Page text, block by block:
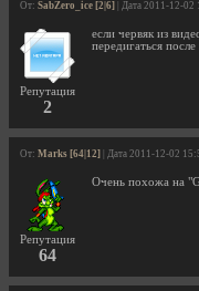
От: SabZero_ice [2|6] | Дата 2011-12-02
Репутация
2
если червяк из
передигаться
От: Marks [64|12] | Дата 2011-12-02
Репутация
64
Очень похожа на